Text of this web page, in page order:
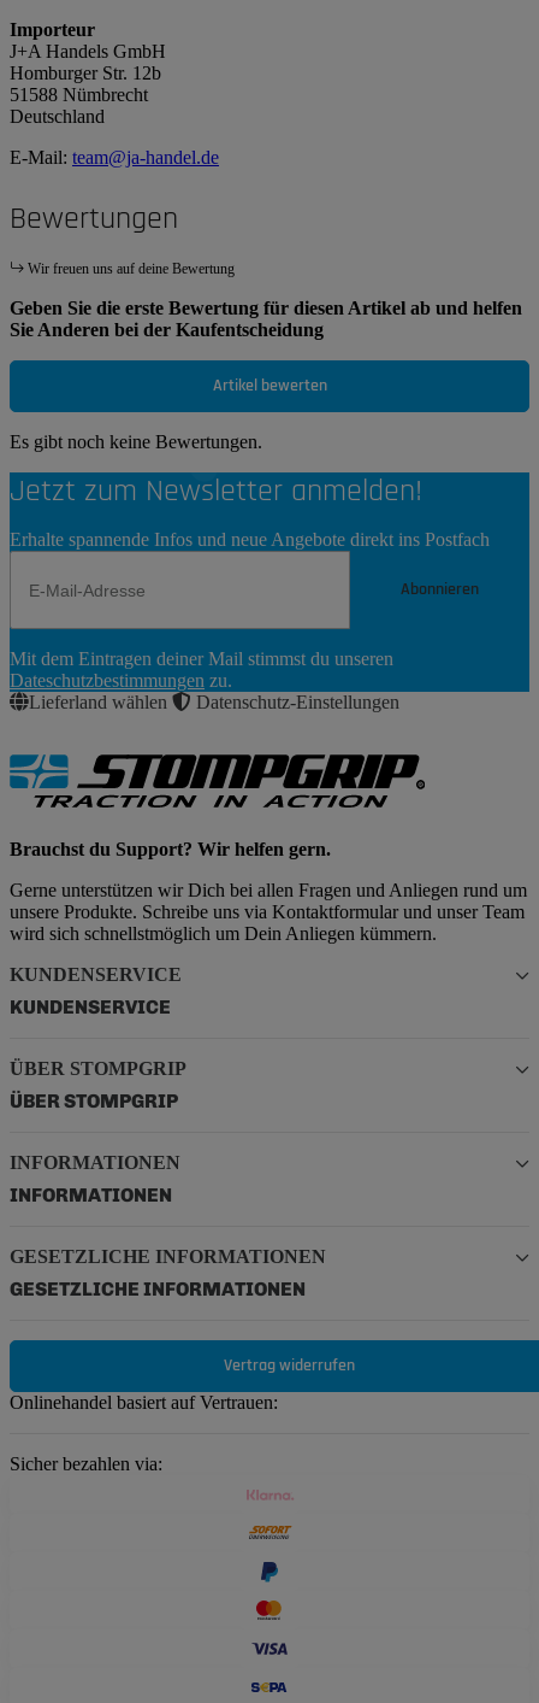
Importeur
J+A Handels GmbH
Homburger Str. 12b
51588 Nümbrecht
Deutschland
E-Mail: team@ja-handel.de
Bewertungen
Wir freuen uns auf deine Bewertung
Geben Sie die erste Bewertung für diesen Artikel ab und helfen
Sie Anderen bei der Kaufentscheidung
Artikel bewerten
Es gibt noch keine Bewertungen.
Jetzt zum Newsletter anmelden!
Erhalte spannende Infos und neue Angebote direkt ins Postfach
Abonnieren
Abonnieren
Mit dem Eintragen deiner Mail stimmst du unseren
Dateschutzbestimmungen zu.
Lieferland wählen
Datenschutz-Einstellungen
Brauchst du Support? Wir helfen gern.
Gerne unterstützen wir Dich bei allen Fragen und Anliegen rund um
unsere Produkte. Schreibe uns via Kontaktformular und unser Team
wird sich schnellstmöglich um Dein Anliegen kümmern.
KUNDENSERVICE
KUNDENSERVICE
ÜBER STOMPGRIP
ÜBER STOMPGRIP
INFORMATIONEN
INFORMATIONEN
GESETZLICHE INFORMATIONEN
GESETZLICHE INFORMATIONEN
Vertrag widerrufen
Onlinehandel basiert auf Vertrauen:
Sicher bezahlen via: